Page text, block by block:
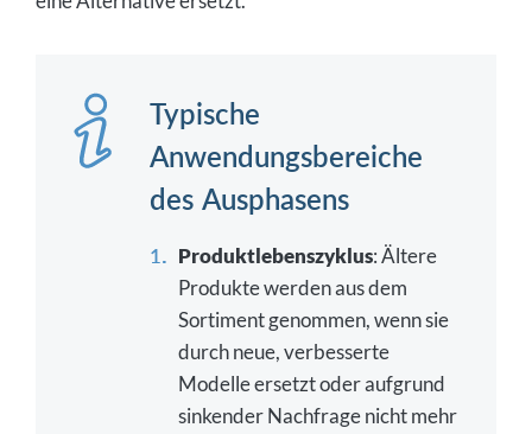
Typische
Anwendungsbereiche
des Ausphasens
Produktlebenszyklus: Ältere
Produkte werden aus dem
Sortiment genommen, wenn sie
durch neue, verbesserte
Modelle ersetzt oder aufgrund
sinkender Nachfrage nicht mehr